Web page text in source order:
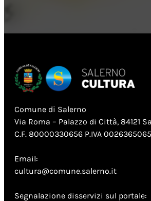
Comune di Salerno
Via Roma – Palazzo di Città, 84121
C.F. 80000330656 P.IVA
Email:
cultura@comune.salerno.it
Segnalazione disservizi sul portale: